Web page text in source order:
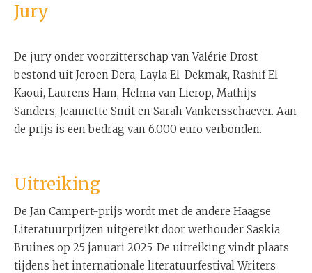
Jury
De jury onder voorzitterschap van Valérie Drost
bestond uit Jeroen Dera, Layla El-Dekmak, Rashif El
Kaoui, Laurens Ham, Helma van Lierop, Mathijs
Sanders, Jeannette Smit en Sarah Vankersschaever. Aan
de prijs is een bedrag van 6.000 euro verbonden.
Uitreiking
De Jan Campert-prijs wordt met de andere Haagse
Literatuurprijzen uitgereikt door wethouder Saskia
Bruines op 25 januari 2025. De uitreiking vindt plaats
tijdens het internationale literatuurfestival Writers